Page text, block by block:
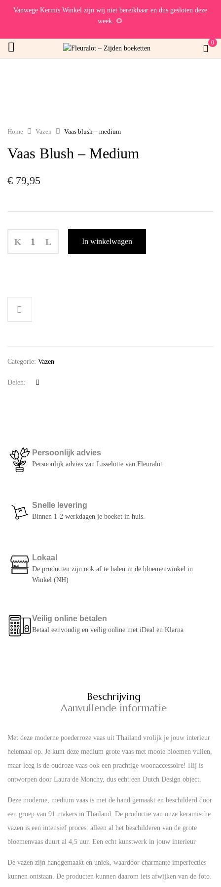
Vanwege Kermis Winkel zijn wij niet bereikbaar en dus gesloten deze
week. 🌻
0
Home Vazen Vaas blush – medium
Vaas Blush – Medium
€ 79,95
In winkelwagen
Categorie: Vazen
Delen:
Persoonlijk advies
Persoonlijk advies van Lisselotte van Fleuralot
Snelle levering
Binnen 1-2 werkdagen je boeket in huis.
Lokaal
De producten zijn ook af te halen in de bloemenwinkel in
Winkel (NH)
Veilig online betalen
Betaal eenvoudig en veilig online met iDeal en Klarna
Beschrijving
Aanvullende informatie
Met deze moderne poederroze vaas uit Thailand vrolijk je jouw interieur
helemaal op. Je kunt deze medium grote vaas met mooie bloemen vullen,
maar leeg is de oudroze vaas ook een prachtige woonaccessoire! Hij is
ontworpen door Laura de Monchy, dus echt een Dutch Design object.
Deze moderne, medium vaas is met de hand gemaakt en beschilderd door
een groep van 91 makers in Thailand. De productie van onze keramische
vazen is een intensief proces: alleen al het beschilderen van de grote
bloemenvaas duurt al 4,5 uur. Een echt kunstwerk in jouw interieur
De vazen zijn handgemaakt en uniek, waardoor charmante imperfecties
kunnen ontstaan. De producten kunnen daarom iets afwijken van de foto.